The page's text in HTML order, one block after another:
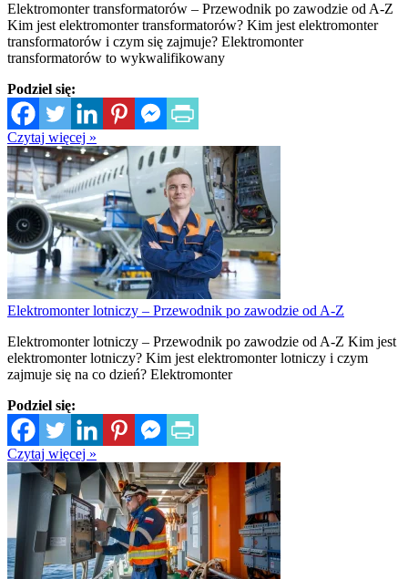
Elektromonter transformatorów – Przewodnik po zawodzie od A-Z
Kim jest elektromonter transformatorów? Kim jest elektromonter
transformatorów i czym się zajmuje? Elektromonter
transformatorów to wykwalifikowany
Podziel się:
Czytaj więcej »
Elektromonter lotniczy – Przewodnik po zawodzie od A-Z
Elektromonter lotniczy – Przewodnik po zawodzie od A-Z Kim jest
elektromonter lotniczy? Kim jest elektromonter lotniczy i czym
zajmuje się na co dzień? Elektromonter
Podziel się:
Czytaj więcej »